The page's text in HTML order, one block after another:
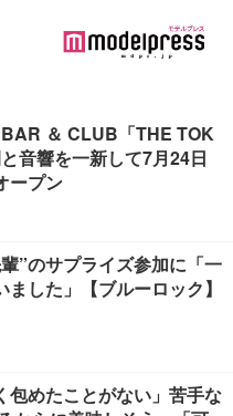
＆ CLUB「THE TOK
音響を一新して7月24日
ープン
”のサプライズ参加に「一
した」【ブルーロック】
包めたことがない」苦手な